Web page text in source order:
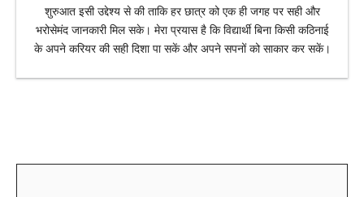
शुरुआत इसी उद्देश्य से की ताकि हर छात्र को एक ही जगह पर सही और
भरोसेमंद जानकारी मिल सके। मेरा प्रयास है कि विद्यार्थी बिना किसी कठिनाई
के अपने करियर की सही दिशा पा सकें और अपने सपनों को साकार कर सकें।